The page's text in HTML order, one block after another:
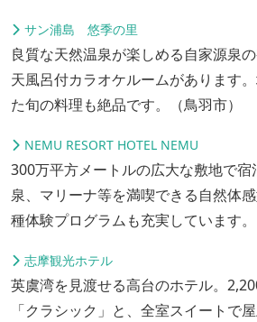
サン浦島 悠季の里
良質な天然温泉が楽しめる自家源泉
天風呂付カラオケルームがあります
た旬の料理も絶品です。（鳥羽市）
NEMU RESORT HOTEL NEMU
300万平方メートルの広大な敷地で宿
泉、マリーナ等を満喫できる自然体
種体験プログラムも充実しています。
志摩観光ホテル
英虞湾を見渡せる高台のホテル。
「クラシック」と、全室スイートで